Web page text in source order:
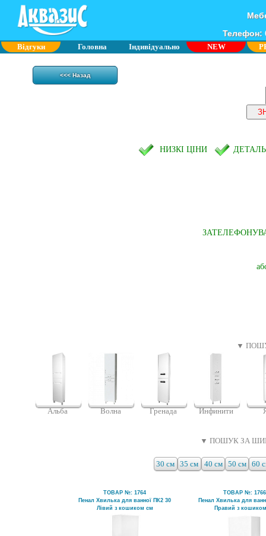
Телефон:
Відгуки Головна Індивідуально NEW
<<< Назад
НИЗКІ ЦІНИ
▼
Альба Волна Гренада Инфинити
▼ ПОШУК ЗА
30 см 35 см 40 см 50 см 60
ТОВАР №: 1764
Пенал Хвилька для ванної ПК2 30
Лівий з кошиком см
ТОВАР №: 1766
Пенал Хвилька для
Правий з